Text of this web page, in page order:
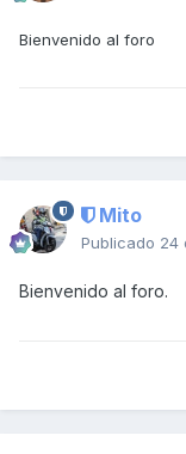
Bienvenido al foro
Mito
Publicado 24
Bienvenido al foro.